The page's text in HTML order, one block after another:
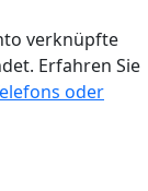
verknüpfte
Erfahren Sie
oder